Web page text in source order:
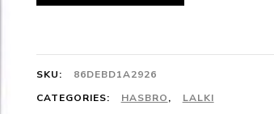
SKU:
86DEBD1A2926
CATEGORIES:
HASBRO,
LALKI